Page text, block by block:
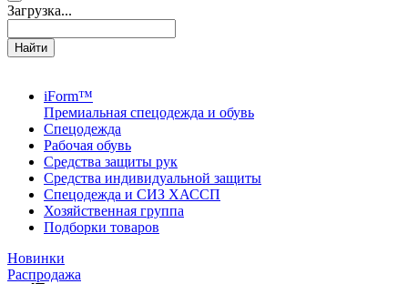
Загрузка...
Найти
iForm™
Премиальная спецодежда и обувь
Спецодежда
Рабочая обувь
Средства защиты рук
Средства индивидуальной защиты
Спецодежда и СИЗ ХАССП
Хозяйственная группа
Подборки товаров
Новинки
Распродажа